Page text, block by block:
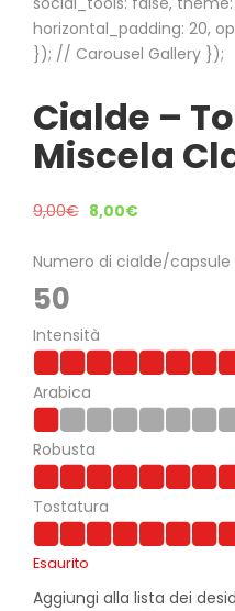
horizontal_padding: 20,
}); // Carousel Gallery });
Cialde –
Miscela
9,00€ 8,00€
Numero di cialde/capsule
50
Intensità
Arabica
Robusta
Tostatura
Esaurito
Aggiungi alla lista dei